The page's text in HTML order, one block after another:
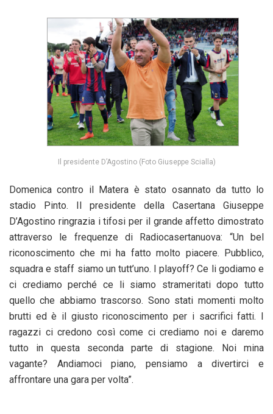
Il presidente D’Agostino (Foto Giuseppe Scialla)
Domenica contro il Matera è stato osannato da tutto lo
stadio Pinto. Il presidente della Casertana Giuseppe
D’Agostino ringrazia i tifosi per il grande affetto dimostrato
attraverso le frequenze di Radiocasertanuova: “Un bel
riconoscimento che mi ha fatto molto piacere. Pubblico,
squadra e staff siamo un tutt’uno. I playoff? Ce li godiamo e
ci crediamo perché ce li siamo strameritati dopo tutto
quello che abbiamo trascorso. Sono stati momenti molto
brutti ed è il giusto riconoscimento per i sacrifici fatti. I
ragazzi ci credono così come ci crediamo noi e daremo
tutto in questa seconda parte di stagione. Noi mina
vagante? Andiamoci piano, pensiamo a divertirci e
affrontare una gara per volta”.